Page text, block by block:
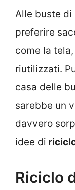
Alle buste di
preferire
come la
riutilizzati.
casa delle
sarebbe un
davvero
idee di
Riciclo